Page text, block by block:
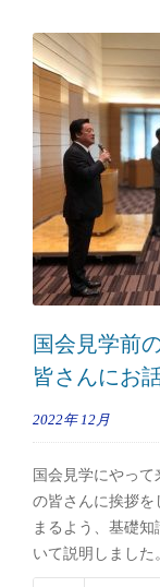
国会見学前
皆さんにお
2022年 12月
国会見学にやっ
の皆さんに挨拶
まるよう、基礎
いて説明しまし